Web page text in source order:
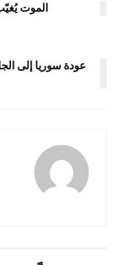
الموت
عودة سوريا إلى